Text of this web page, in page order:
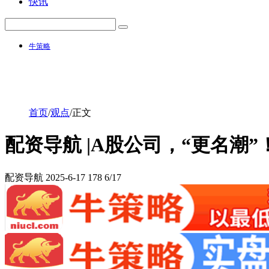
牛策略
首页/观点/正文
配资导航 |A股公司，“更名潮”
配资导航 2025-6-17 178 6/17